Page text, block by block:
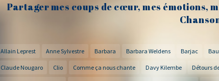
Partager mes coups de cœur, mes émotions,
Allain Leprest Anne Sylvestre Barbara Barbara Weldens Barjac
Claude Nougaro Clio Comme ça nous chante Davy Kilembe Détours